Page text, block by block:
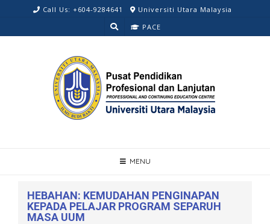
Call Us: +604-9284641
Universiti Utara Malaysia
PACE
MENU
HEBAHAN: KEMUDAHAN PENGINAPAN
KEPADA PELAJAR PROGRAM SEPARUH
MASA UUM